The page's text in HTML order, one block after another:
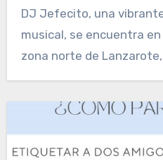
DJ Jefecito, una
musical, se encuentra
zona norte de